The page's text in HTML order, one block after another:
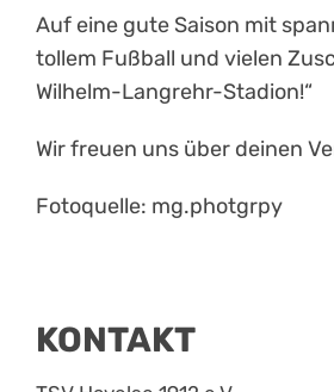
Auf eine gute Saison mit
tollem Fußball und vielen
Wilhelm-Langrehr-Stadion!“
Wir freuen uns über deinen
Fotoquelle: mg.photgrpy
KONTAKT